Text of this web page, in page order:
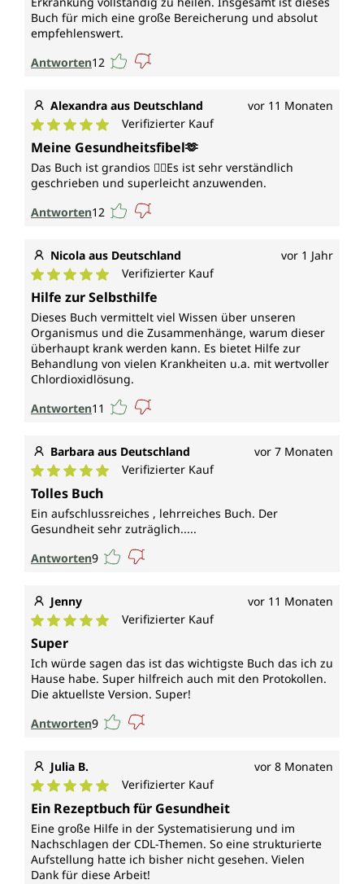
Buch für mich eine große Bereicherung und absolut
empfehlenswert.
Antworten12
Alexandra aus Deutschland vor 11 Monaten
Durchschnittliche Bewertung von 5 von 5 Sternen
Verifizierter Kauf
Meine Gesundheitsfibel🫶
Das Buch ist grandios 🙅‍♀️Es ist sehr verständlich
geschrieben und superleicht anzuwenden.
Antworten12
Nicola aus Deutschland vor 1 Jahr
Durchschnittliche Bewertung von 5 von 5 Sternen
Verifizierter Kauf
Hilfe zur Selbsthilfe
Dieses Buch vermittelt viel Wissen über unseren
Organismus und die Zusammenhänge, warum dieser
überhaupt krank werden kann. Es bietet Hilfe zur
Behandlung von vielen Krankheiten u.a. mit wertvoller
Chlordioxidlösung.
Antworten11
Barbara aus Deutschland vor 7 Monaten
Durchschnittliche Bewertung von 5 von 5 Sternen
Verifizierter Kauf
Tolles Buch
Ein aufschlussreiches , lehrreiches Buch. Der
Gesundheit sehr zuträglich.....
Antworten9
Jenny vor 11 Monaten
Durchschnittliche Bewertung von 5 von 5 Sternen
Verifizierter Kauf
Super
Ich würde sagen das ist das wichtigste Buch das ich zu
Hause habe. Super hilfreich auch mit den Protokollen.
Die aktuellste Version. Super!
Antworten9
Julia B. vor 8 Monaten
Durchschnittliche Bewertung von 5 von 5 Sternen
Verifizierter Kauf
Ein Rezeptbuch für Gesundheit
Eine große Hilfe in der Systematisierung und im
Nachschlagen der CDL-Themen. So eine strukturierte
Aufstellung hatte ich bisher nicht gesehen. Vielen
Dank für diese Arbeit!